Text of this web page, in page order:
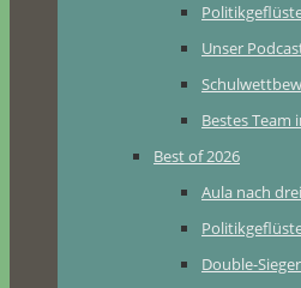
Unser
Bestes Team
Best of 2026
Aula nach
Double-